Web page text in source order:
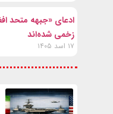
زخمی شده‌اند
۱۷ اسد ۱۴۰۵